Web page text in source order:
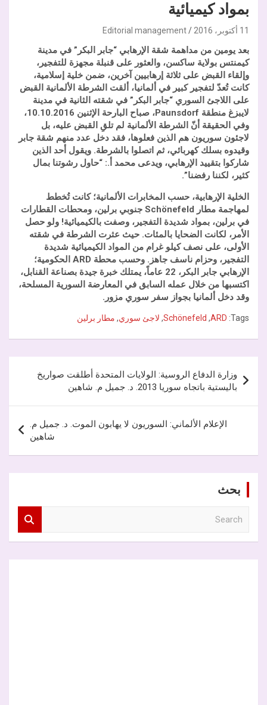
بمواد كيميائية
11 أكتوبر، 2016 Editorial management
بعد يومين من مداهمة شقة الإرهابي “جابر البكر” في مدينة
كيمنتس بولاية ساكسن، والعثور على قنبلة مجهزة للتفجير،
وإلقاء القبض على ثلاثة إرهابيين آخرين، ضمن خلية إسلامية،
كانت تُعدّ لتفجير كبير في ألمانيا، ألقت الشرطة الألمانية القبض
على اللاجئ السوري “جابر البكر” في شقته الثانية في مدينة
لايبزغ منطقة Paunsdorf
، صباح البارحة الإثنين 10.10.2016،
وفي الحقيقة أنّ الشرطة الألمانية لم تلقِ القبض عليه، بل
لاجئون سوريون هم الذين فعلوها، فقد دخل عدد منهم شقة جابر
وقيدوه بسلك كهربائي، ثم اتصلوا بالشرطة. ويقول أحد الذين
شاركوا بتقييد الإرهابي، ويدعى محمد أ.: “حاول رشوتنا بمال
كثير، لكننا رفضنا”.
الخلية الإرهابية، حسب المخابرات الألمانية؛ كانت تُخطط
لمهاجمة مطار Schönefeld جنوبي برلين، ومحطات القطارات
في برلين، بمواد شديدة التفجير، وصفت بالكيميائية! ولو حصل
الأمر، لكانت الضحايا بالمئات. حيث عثرت الشرطة في شقته
الأولى، على نصف كيلو غرام من المواد الكيميائية شديدة
التفجير، وحزام ناسف جاهز. وحسب محطة ARD الحكومية؛
الإرهابي جابر البكر، 22 عاماً، يمتلك خبرة جيدة بصناعة القنابل،
اكتسبها من خلال عمله السابق في المعارضة السورية المسلحة،
وقد دخل ألمانيا بجواز سفر سوري مزور.
Tags:
ARD
,
Schönefeld
, لاجئ سوري, مطار برلين
المقالات
وزارة الدفاع الروسية: الولايات المتحدة أطلقت صواريخ
باليستية باتجاه سوريا 2013. د. جميل م. شاهين
الإعلام الألماني: السوريون لا يهابون الموت. د. جميل م.
شاهين
بحث